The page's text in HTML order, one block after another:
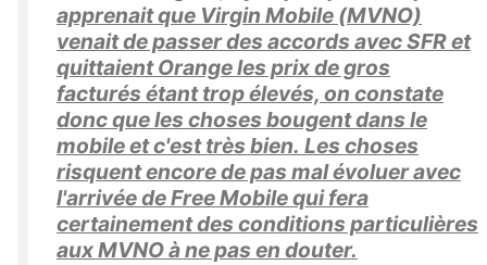
apprenait que Virgin Mobile (MVNO)
venait de passer des accords avec SFR et
quittaient Orange les prix de gros
facturés étant trop élevés, on constate
donc que les choses bougent dans le
mobile et c'est très bien. Les choses
risquent encore de pas mal évoluer avec
l'arrivée de Free Mobile qui fera
certainement des conditions particulières
aux MVNO à ne pas en douter.